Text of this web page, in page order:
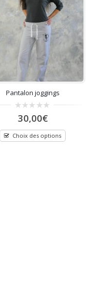
Pantalon joggings
out
5
30,00€
Choix des options